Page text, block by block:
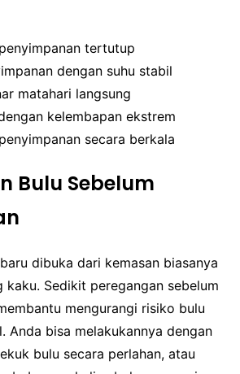
tertutup
dengan suhu stabil
matahari langsung
kelembapan ekstrem
secara berkala
Bulu Sebelum
dibuka dari kemasan biasanya
kaku. Sedikit peregangan sebelum
mengurangi risiko bulu
Anda bisa melakukannya dengan
bulu secara perlahan, atau